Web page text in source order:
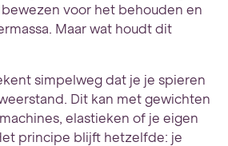
voor het behouden en
Maar wat houdt dit
simpelweg dat je je spieren
Dit kan met gewichten
elastieken of je eigen
principe blijft hetzelfde: je